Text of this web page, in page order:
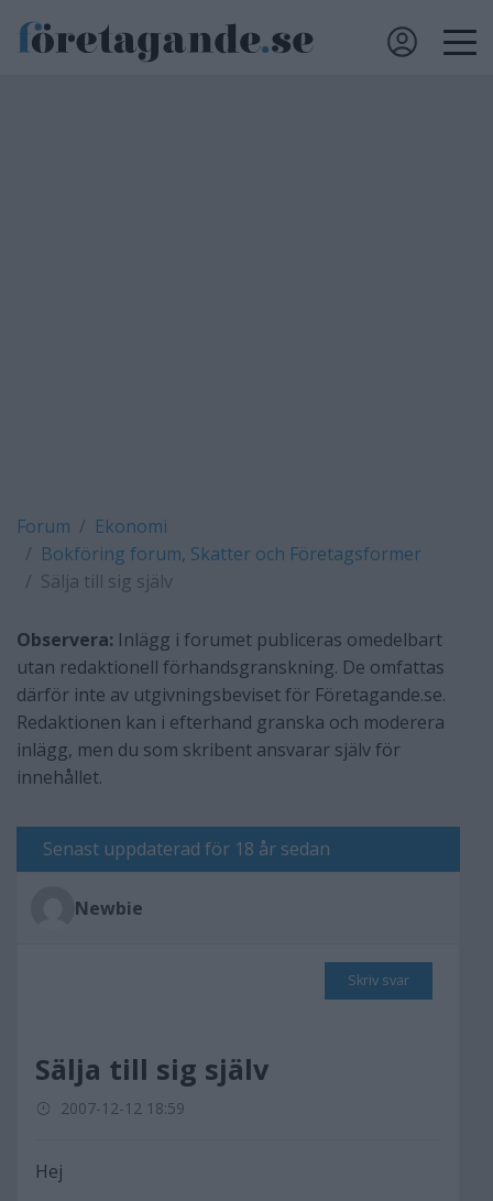
Forum
Ekonomi
Bokföring forum, Skatter och Företagsformer
Sälja till sig själv
Observera: Inlägg i forumet publiceras omedelbart
utan redaktionell förhandsgranskning. De omfattas
därför inte av utgivningsbeviset för Företagande.se.
Redaktionen kan i efterhand granska och moderera
inlägg, men du som skribent ansvarar själv för
innehållet.
Senast uppdaterad för 18 år sedan
Newbie
Skriv svar
Sälja till sig själv
2007-12-12 18:59
Hej